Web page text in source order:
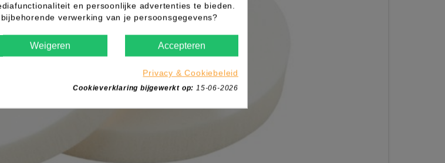
en persoonlijke advertenties te bieden.
verwerking van je persoonsgegevens?
Weigeren Accepteren
Privacy & Cookiebeleid
Cookieverklaring bijgewerkt op: 15-06-2026